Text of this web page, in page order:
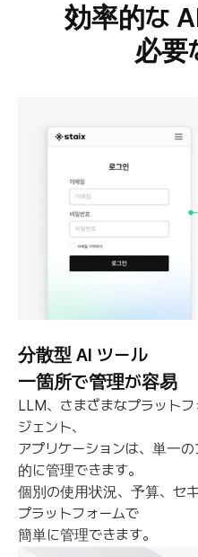
効率的な
必要
分散型 AI ツール
一箇所で管理が容易
LLM、さまざまなプラット
ジェント、
アプリケーションは、単一
的に管理できます。
個別の使用状況、予算、セ
プラットフォームで
簡単に管理できます。